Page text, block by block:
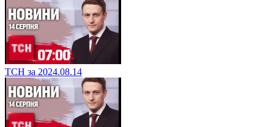
ТСН за 2024.08.14